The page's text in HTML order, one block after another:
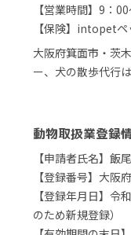
【営業時間】9：
【保険】intopet
大阪府箕面市・茨
ー、犬の散歩代行
動物取扱業登録
【申請者氏名】
【登録番号】大
【登録年月日】
のため新規登録）